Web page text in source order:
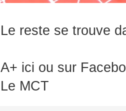
Le reste se trouve
A+ ici ou sur
Le MCT